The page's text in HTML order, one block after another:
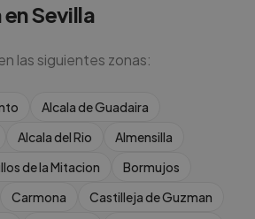
Sevilla
las siguientes zonas:
Alcala de Guadaira
Alcala del Rio
Almensilla
de la Mitacion
Bormujos
Carmona
Castilleja de Guzman